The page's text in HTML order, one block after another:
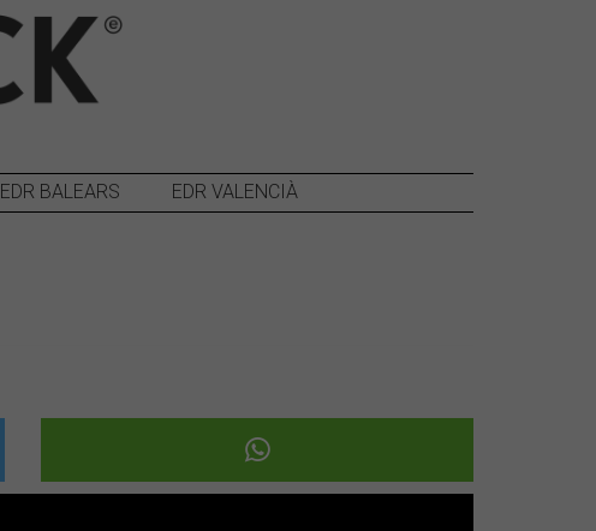
EDR BALEARS EDR VALENCIÀ